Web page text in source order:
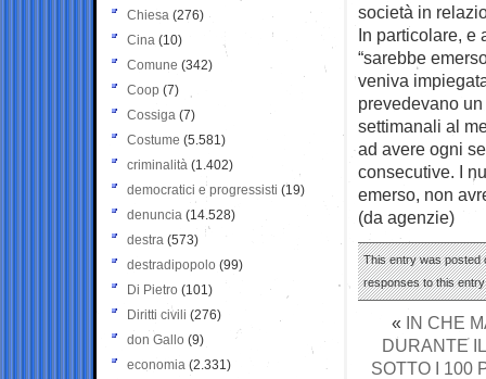
società in
In particolare, e
“sarebbe
veniva
prevedevano
settimanali al
ad avere ogni
consecutive. I
emerso, non
(da agenzie)
This entry was posted
responses to this
« IN CHE
DURANTE
SOTTO I 100
Chiesa (276)
Cina (10)
Comune (342)
Coop (7)
Cossiga (7)
Costume (5.581)
criminalità (1.402)
democratici e progressisti (19)
denuncia (14.528)
destra (573)
destradipopolo (99)
Di Pietro (101)
Diritti civili (276)
don Gallo (9)
economia (2.331)